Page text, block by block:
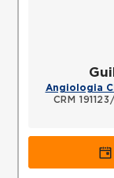
Angiologia
CRM